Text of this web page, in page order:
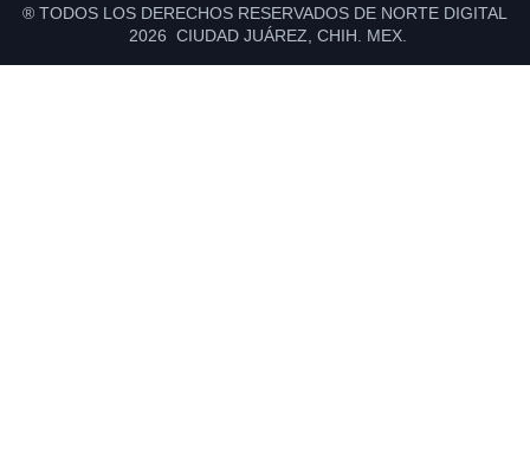
® TODOS LOS DERECHOS RESERVADOS DE NORTE DIGITAL
2026 CIUDAD JUÁREZ, CHIH. MEX.